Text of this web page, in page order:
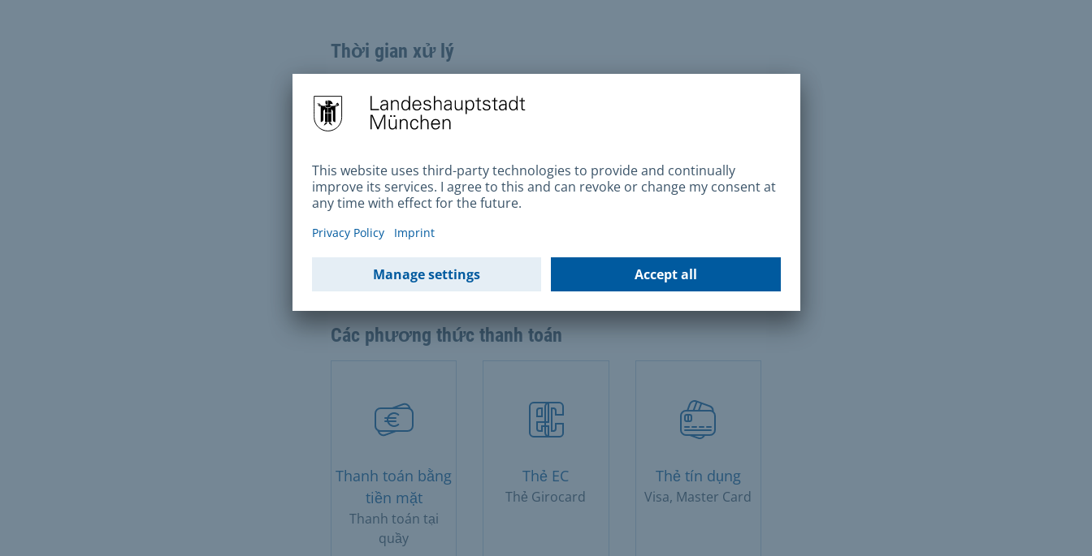
Thời gian xử lý
ký hộ tịch sẽ liên hệ với bạn, thảo luận về yêu cầu của bạn và
đề nghị một cuộc hẹn.
Phí
Chứng nhận tuyên bố tên: 30 euroNhiều tuyên bố trong một
sinh: 12 euro
Các phương thức thanh toán
Thanh toán bằng
tiền mặt
Thanh toán tại
quầy
Thẻ EC
Thẻ Girocard
Thẻ tín dụng
Visa, Master Card